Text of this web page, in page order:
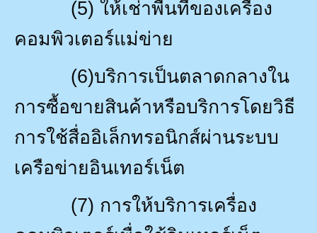
(5) ให้เช่าพื้นที่ของเครื่อง
คอมพิวเตอร์แม่ข่าย
(6)บริการเป็นตลาดกลางใน
การซื้อขายสินค้าหรือบริการโดยวิธี
การใช้สื่ออิเล็กทรอนิกส์ผ่านระบบ
เครือข่ายอินเทอร์เน็ต
(7) การให้บริการเครื่อง